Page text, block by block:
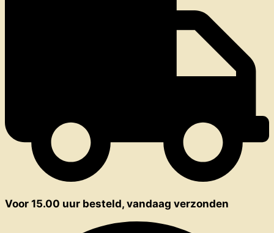
Voor 15.00 uur besteld, vandaag verzonden